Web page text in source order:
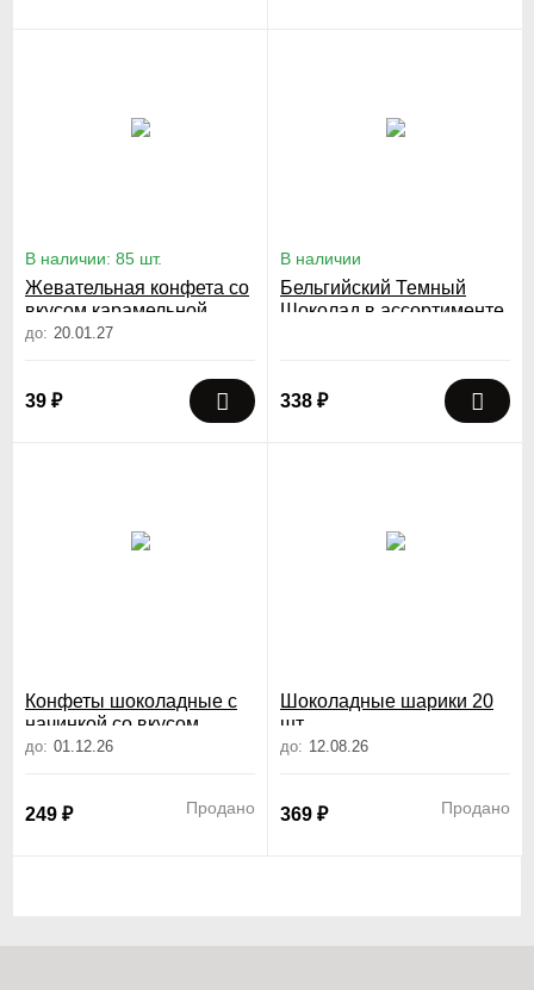
В наличии: 85 шт.
Жевательная конфета со
вкусом карамельной
ириски \какао\матча 20 гр
до: 20.01.27
39 ₽
В наличии
Бельгийский Темный
Шоколад в ассортименте
338 ₽
Конфеты шоколадные с
начинкой со вкусом
какао\матча \молочный
до: 01.12.26
249 ₽ Продано
Шоколадные шарики 20
шт
до: 12.08.26
369 ₽ Продано